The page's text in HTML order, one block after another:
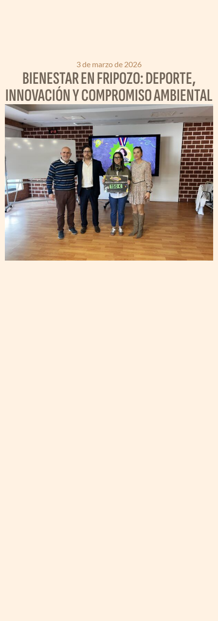
3 de marzo de 2026
BIENESTAR EN FRIPOZO: DEPORTE,
INNOVACIÓN Y COMPROMISO AMBIENTAL